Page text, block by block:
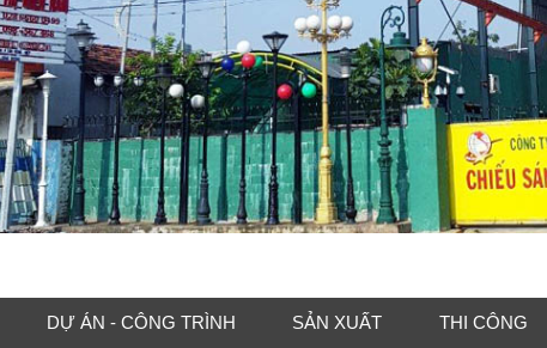
DỰ ÁN - CÔNG TRÌNH SẢN XUẤT THI CÔNG